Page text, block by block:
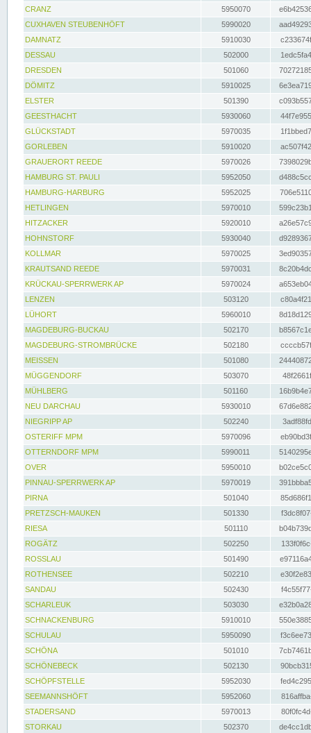
CRANZ
5950070
CUXHAVEN STEUBENHÖFT
5990020
DAMNATZ
5910030
DESSAU
502000
DRESDEN
501060
DÖMITZ
5910025
ELSTER
501390
GEESTHACHT
5930060
GLÜCKSTADT
5970035
GORLEBEN
5910020
GRAUERORT REEDE
5970026
HAMBURG ST. PAULI
5952050
HAMBURG-HARBURG
5952025
HETLINGEN
5970010
HITZACKER
5920010
HOHNSTORF
5930040
KOLLMAR
5970025
KRAUTSAND REEDE
5970031
KRÜCKAU-SPERRWERK AP
5970024
LENZEN
503120
LÜHORT
5960010
MAGDEBURG-BUCKAU
502170
MAGDEBURG-STROMBRÜCKE
502180
MEISSEN
501080
MÜGGENDORF
503070
MÜHLBERG
501160
NEU DARCHAU
5930010
NIEGRIPP AP
502240
OSTERIFF MPM
5970096
OTTERNDORF MPM
5990011
OVER
5950010
PINNAU-SPERRWERK AP
5970019
PIRNA
501040
PRETZSCH-MAUKEN
501330
RIESA
501110
ROGÄTZ
502250
ROSSLAU
501490
ROTHENSEE
502210
SANDAU
502430
SCHARLEUK
503030
SCHNACKENBURG
5910010
SCHULAU
5950090
SCHÖNA
501010
SCHÖNEBECK
502130
SCHÖPFSTELLE
5952030
SEEMANNSHÖFT
5952060
STADERSAND
5970013
STORKAU
502370